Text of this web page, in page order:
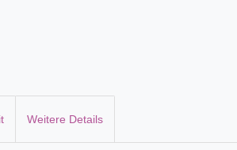
Weitere Details